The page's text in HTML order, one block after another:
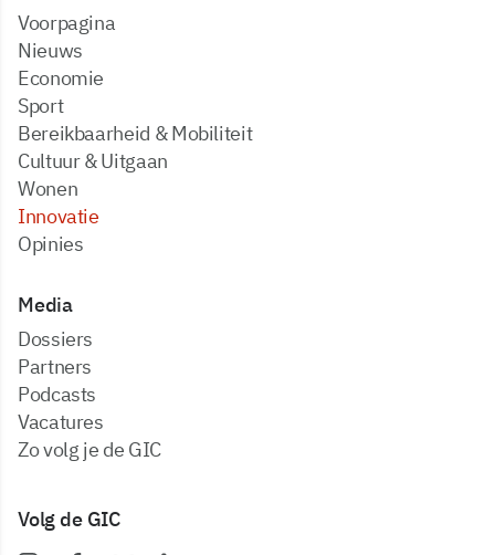
Voorpagina
Nieuws
Economie
Sport
Bereikbaarheid & Mobiliteit
Cultuur & Uitgaan
Wonen
Innovatie
Opinies
Media
dossiers
partners
podcasts
vacatures
zo volg je de GIC
Volg de GIC